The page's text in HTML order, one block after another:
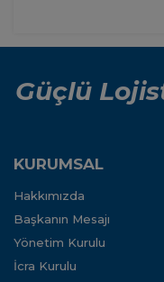
Güçlü
KURUMSAL
Hakkımızda
Başkanın Mesajı
Yönetim Kurulu
İcra Kurulu